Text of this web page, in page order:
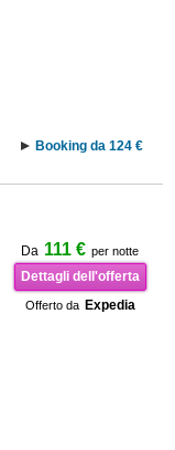
Booking da 124 €
Da 111 € per notte
Dettagli dell'offerta
Offerto da Expedia